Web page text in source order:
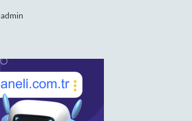
admin